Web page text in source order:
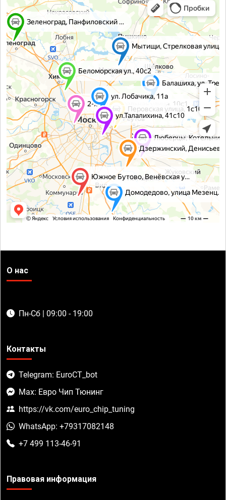
О нас
Пн-Сб | 09:00 - 19:00
Контакты
Telegram: EuroCT_bot
Max: Евро Чип Тюнинг
https://vk.com/euro_chip_tuning
WhatsApp: +79317082148
+7 499 113-46-91
Правовая информация